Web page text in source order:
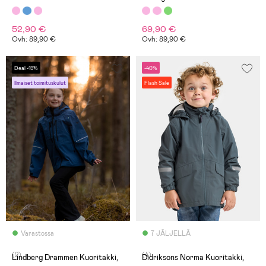
52,90 €
Ovh: 89,90 €
69,90 €
Ovh: 89,90 €
Deal -19%
Ilmaiset toimituskulut
Varastossa
(2)
Lindberg Drammen Kuoritakki,
-40%
Flash Sale
7 JÄLJELLÄ
(4)
Didriksons Norma Kuoritakki,